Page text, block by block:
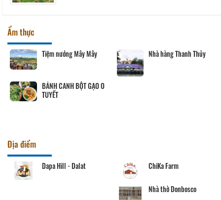
Ẩm thực
Tiệm nướng Mây Mây Nhà hàng Thanh Thủy
BÁNH CANH BỘT GẠO O
TUYẾT
Địa điểm
Dapa Hill - Dalat ChiKa Farm
Nhà thờ Donbosco